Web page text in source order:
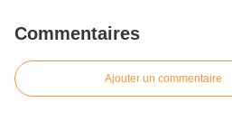
Commentaires
Ajouter un commentaire